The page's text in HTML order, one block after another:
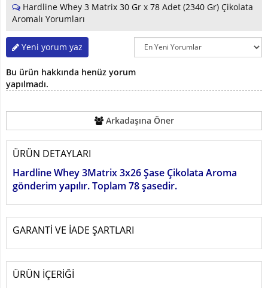
Hardline Whey 3 Matrix 30 Gr x 78 Adet (2340 Gr) Çikolata
Aromalı Yorumları
Yeni yorum yaz
Bu ürün hakkında henüz yorum
yapılmadı.
Arkadaşına Öner
ÜRÜN DETAYLARI
Hardline Whey 3Matrix 3x26 Şase Çikolata Aroma
gönderim yapılır. Toplam 78 şasedir.
GARANTİ VE İADE ŞARTLARI
ÜRÜN İÇERİĞİ